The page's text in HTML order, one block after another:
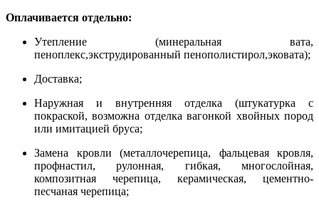
Оплачивается отдельно:
Утепление (минеральная вата,
пеноплекс,экструдированный пенополистирол,эковата);
Доставка;
Наружная и внутренняя отделка (штукатурка с
покраской, возможна отделка вагонкой хвойных пород
или имитацией бруса;
Замена кровли (металлочерепица, фальцевая кровля,
профнастил, рулонная, гибкая, многослойная,
композитная черепица, керамическая, цементно-
песчаная черепица;